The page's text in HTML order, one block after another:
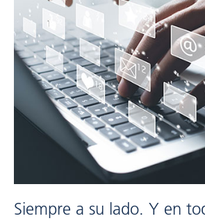
Siempre a su lado. Y en